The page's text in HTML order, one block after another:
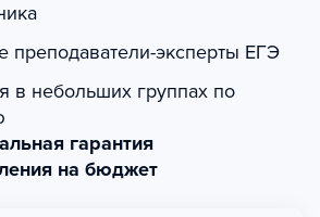
преподаватели-эксперты ЕГЭ
в небольших группах по
гарантия
на бюджет